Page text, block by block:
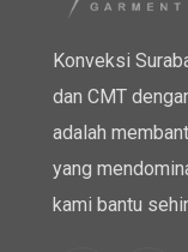
Konveksi
dan CMT
adalah
yang
kami bantu